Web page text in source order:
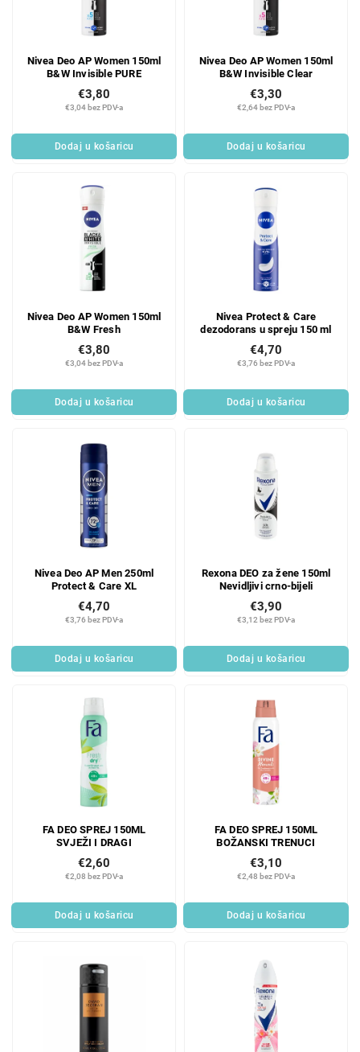
Nivea Deo AP Women 150ml
B&W Invisible PURE
€3,04 bez PDV-a
€3,80
Dodaj u košaricu
Nivea Deo AP Women 150ml
B&W Invisible Clear
€2,64 bez PDV-a
€3,30
Dodaj u košaricu
Nivea Deo AP Women 150ml
B&W Fresh
€3,04 bez PDV-a
€3,80
Dodaj u košaricu
Nivea Protect & Care
dezodorans u spreju 150 ml
€3,76 bez PDV-a
€4,70
Dodaj u košaricu
Nivea Deo AP Men 250ml
Protect & Care XL
€3,76 bez PDV-a
€4,70
Dodaj u košaricu
Rexona DEO za žene 150ml
Nevidljivi crno-bijeli
€3,12 bez PDV-a
€3,90
Dodaj u košaricu
FA DEO SPREJ 150ML
SVJEŽI I DRAGI
€2,08 bez PDV-a
€2,60
Dodaj u košaricu
FA DEO SPREJ 150ML
BOŽANSKI TRENUCI
€2,48 bez PDV-a
€3,10
Dodaj u košaricu